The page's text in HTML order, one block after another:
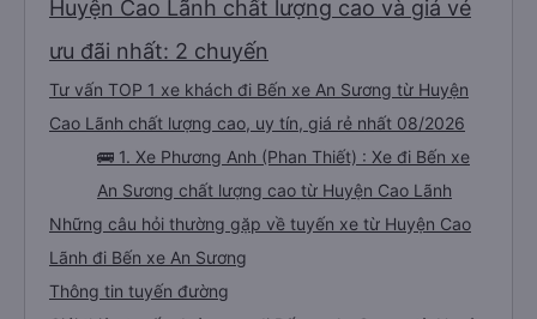
Huyện Cao Lãnh chất lượng cao và giá vé
ưu đãi nhất: 2 chuyến
Tư vấn TOP 1 xe khách đi Bến xe An Sương từ Huyện
Cao Lãnh chất lượng cao, uy tín, giá rẻ nhất 08/2026
🚌 1. Xe Phương Anh (Phan Thiết) : Xe đi Bến xe
An Sương chất lượng cao từ Huyện Cao Lãnh
Những câu hỏi thường gặp về tuyến xe từ Huyện Cao
Lãnh đi Bến xe An Sương
Thông tin tuyến đường